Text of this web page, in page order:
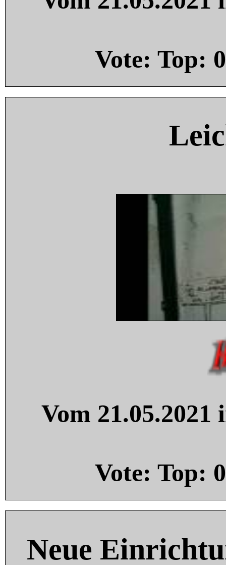
Vote: Top: 0
Vom
Vote: Top: 0
Neue